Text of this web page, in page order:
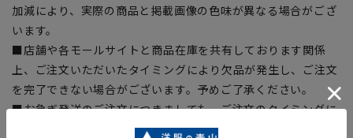
加減により、実際の商品と掲載画像の色味が異なる場合がござ
います。
■店舗や各モールサイトと商品在庫を共有しております関係
上、ご注文いただいたタイミングにより欠品が発生し、ご注文
を完了できない場合がございます。予めご了承ください。
■お急ぎ発送のご注文につきましても、ご注文のタイミングに
よってはお急ぎ発送サービスを選択できない場合がございま